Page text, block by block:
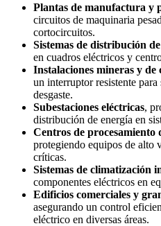
Plantas de manufactura y
circuitos de maquinaria
cortocircuitos.
Sistemas de distribución
en cuadros eléctricos y
Instalaciones mineras y de
un interruptor resistente
desgaste.
Subestaciones eléctricas,
distribución de energía en
Centros de procesamiento
protegiendo equipos de alto
críticas.
Sistemas de climatización
componentes eléctricos en
Edificios comerciales y
asegurando un control
eléctrico en diversas áreas.